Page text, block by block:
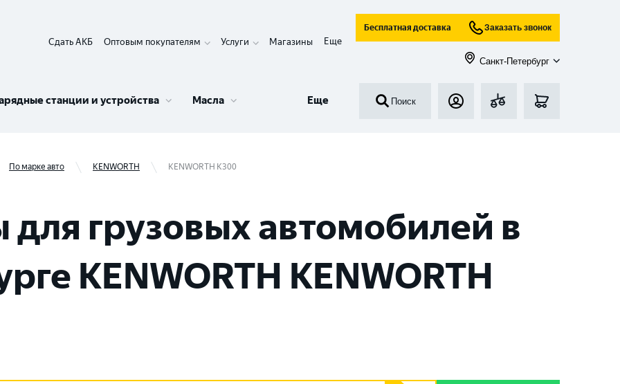
Сдать АКБ Оптовым покупателям Услуги Магазины Еще
Бесплатная доставка Заказать звонок
Санкт-Петербург
станции и устройства Масла Еще Поиск
По марке авто KENWORTH KENWORTH K300
грузовых автомобилей в
KENWORTH KENWORTH